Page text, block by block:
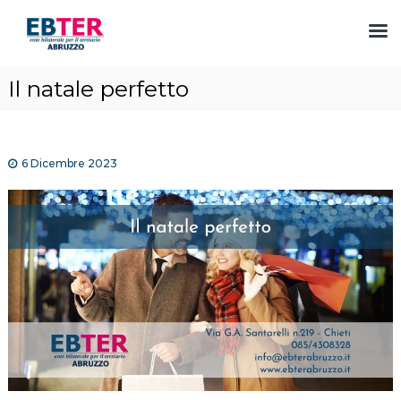
Il natale perfetto
6 Dicembre 2023